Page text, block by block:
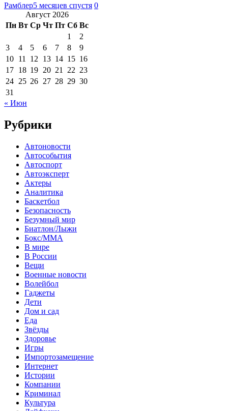
Рамблер5 месяцев спустя 0
Август 2026
Пн Вт Ср Чт Пт Сб Вс
1
2
3
4 5 6 7 8
9
10 11 12 13 14 15 16
17 18 19 20 21 22 23
24 25 26 27 28 29 30
31
« Июн
Рубрики
Автоновости
Автособытия
Автоспорт
Автоэксперт
Актеры
Аналитика
Баскетбол
Безопасность
Безумный мир
Биатлон/Лыжи
Бокс/MMA
В мире
В России
Вещи
Военные новости
Волейбол
Гаджеты
Дети
Дом и сад
Еда
Звёзды
Здоровье
Игры
Импортозамещение
Интернет
Истории
Компании
Криминал
Культура